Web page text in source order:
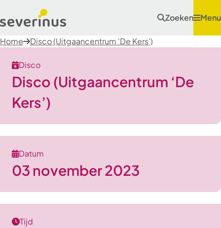
Zoeken Menu
Home Disco (Uitgaancentrum ‘De Kers’)
Disco
Disco (Uitgaancentrum ‘De
Kers’)
Datum
03 november 2023
Tijd